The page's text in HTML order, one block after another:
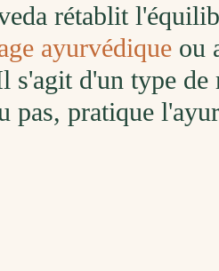
rétablit
ayurvédique ou
s'agit d'un type de
pas, pratique